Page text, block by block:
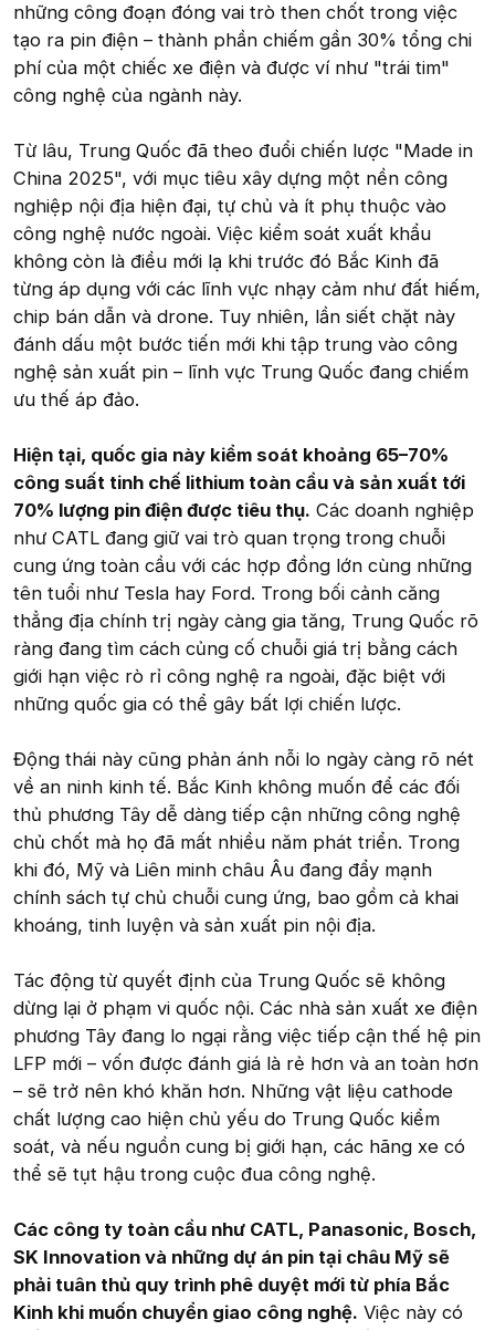
những công đoạn đóng vai trò then chốt trong việc
tạo ra pin điện – thành phần chiếm gần 30% tổng chi
phí của một chiếc xe điện và được ví như "trái tim"
công nghệ của ngành này.
Từ lâu, Trung Quốc đã theo đuổi chiến lược "Made in
China 2025", với mục tiêu xây dựng một nền công
nghiệp nội địa hiện đại, tự chủ và ít phụ thuộc vào
công nghệ nước ngoài. Việc kiểm soát xuất khẩu
không còn là điều mới lạ khi trước đó Bắc Kinh đã
từng áp dụng với các lĩnh vực nhạy cảm như đất hiếm,
chip bán dẫn và drone. Tuy nhiên, lần siết chặt này
đánh dấu một bước tiến mới khi tập trung vào công
nghệ sản xuất pin – lĩnh vực Trung Quốc đang chiếm
ưu thế áp đảo.
Hiện tại, quốc gia này kiểm soát khoảng 65–70%
công suất tinh chế lithium toàn cầu và sản xuất tới
70% lượng pin điện được tiêu thụ. Các doanh nghiệp
như CATL đang giữ vai trò quan trọng trong chuỗi
cung ứng toàn cầu với các hợp đồng lớn cùng những
tên tuổi như Tesla hay Ford. Trong bối cảnh căng
thẳng địa chính trị ngày càng gia tăng, Trung Quốc rõ
ràng đang tìm cách củng cố chuỗi giá trị bằng cách
giới hạn việc rò rỉ công nghệ ra ngoài, đặc biệt với
những quốc gia có thể gây bất lợi chiến lược.
Động thái này cũng phản ánh nỗi lo ngày càng rõ nét
về an ninh kinh tế. Bắc Kinh không muốn để các đối
thủ phương Tây dễ dàng tiếp cận những công nghệ
chủ chốt mà họ đã mất nhiều năm phát triển. Trong
khi đó, Mỹ và Liên minh châu Âu đang đẩy mạnh
chính sách tự chủ chuỗi cung ứng, bao gồm cả khai
khoáng, tinh luyện và sản xuất pin nội địa.
Tác động từ quyết định của Trung Quốc sẽ không
dừng lại ở phạm vi quốc nội. Các nhà sản xuất xe điện
phương Tây đang lo ngại rằng việc tiếp cận thế hệ pin
LFP mới – vốn được đánh giá là rẻ hơn và an toàn hơn
– sẽ trở nên khó khăn hơn. Những vật liệu cathode
chất lượng cao hiện chủ yếu do Trung Quốc kiểm
soát, và nếu nguồn cung bị giới hạn, các hãng xe có
thể sẽ tụt hậu trong cuộc đua công nghệ.
Các công ty toàn cầu như CATL, Panasonic, Bosch,
SK Innovation và những dự án pin tại châu Mỹ sẽ
phải tuân thủ quy trình phê duyệt mới từ phía Bắc
Kinh khi muốn chuyển giao công nghệ. Việc này có